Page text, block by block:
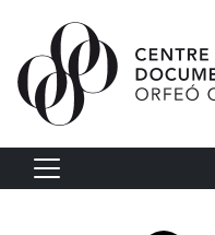
Vés al contingut
Navegació